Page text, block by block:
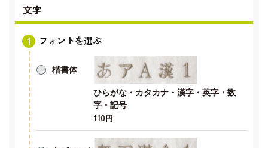
文字
フォントを選ぶ
楷書体
ひらがな・カタカナ・漢字・英字・数
字・記号
110円